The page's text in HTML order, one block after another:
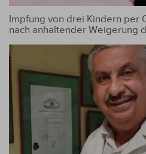
Impfung von drei Kindern per
nach anhaltender Weigerung